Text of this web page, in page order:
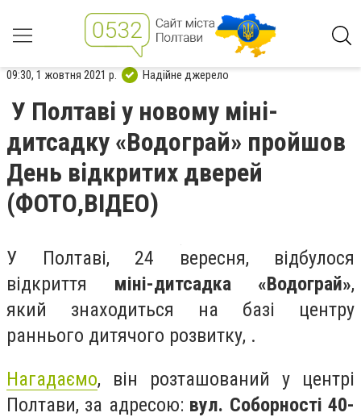
09:30, 1 жовтня 2021 р. Надійне джерело
У Полтаві у новому міні-
дитсадку «Водограй» пройшов
День відкритих дверей
(ФОТО,ВІДЕО)
У Полтаві, 24 вересня, відбулося
відкриття міні-дитсадка «Водограй»,
який знаходиться на базі центру
раннього дитячого розвитку, .
Нагадаємо, він розташований у центрі
Полтави, за адресою: вул. Соборності 40-